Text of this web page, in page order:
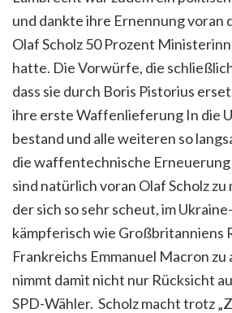
und dankte ihre Ernennung voran
Olaf Scholz 50 Prozent
hatte. Die Vorwürfe, die
dass sie durch Boris Pistorius
ihre erste Waffenlieferung In die
bestand und alle weiteren so
die waffentechnische
sind natürlich voran Olaf Scholz zu
der sich so sehr scheut, im
kämpferisch wie Großbritanniens
Frankreichs Emmanuel Macron zu
nimmt damit nicht nur Rücksicht
SPD-Wähler. Scholz macht trotz